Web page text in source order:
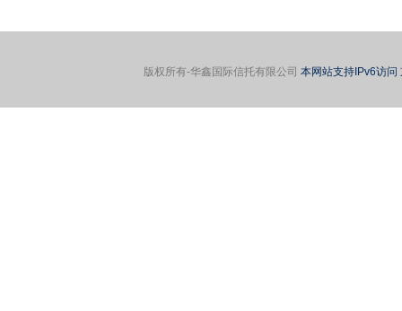
版权所有-华鑫国际信托有限公司 本网站支持IPv6访